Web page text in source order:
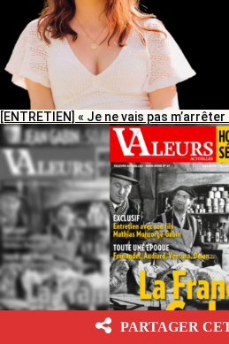
[ENTRETIEN] « Je ne vais pas
PARTAGER